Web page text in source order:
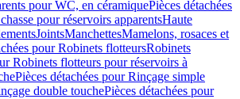
pour WC, en céramiquePièces détachées
pour réservoirs apparentsHaute
JointsManchettesMamelons, rosaces et
pour Robinets flotteursRobinets
Robinets flotteurs pour réservoirs à
Pièces détachées pour Rinçage simple
double touchePièces détachées pour